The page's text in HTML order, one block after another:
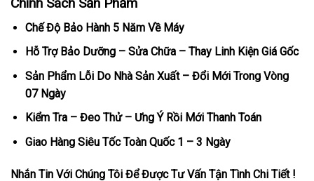
Chế Độ Bảo Hành 5 Năm Về Máy
Hỗ Trợ Bảo Dưỡng – Sửa Chữa – Thay Linh Kiện Giá Gốc
Sản Phẩm Lỗi Do Nhà Sản Xuất – Đổi Mới Trong Vòng
07 Ngày
Kiểm Tra – Đeo Thử – Ưng Ý Rồi Mới Thanh Toán
Giao Hàng Siêu Tốc Toàn Quốc 1 – 3 Ngày
Nhắn Tin Với Chúng Tôi Để Được Tư Vấn Tận Tình Chi Tiết !